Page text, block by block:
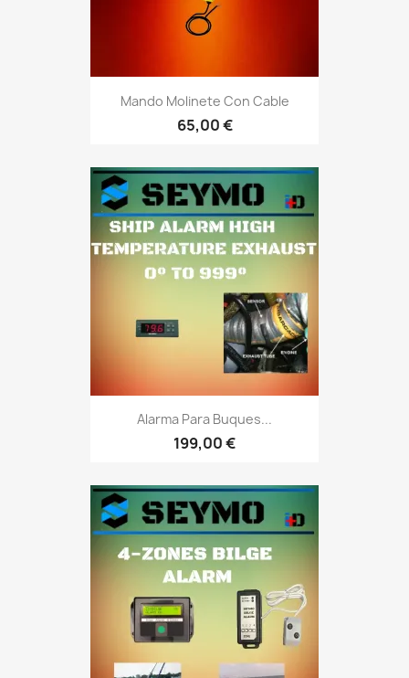
Mando Molinete Con Cable
65,00 €
Alarma Para Buques...
199,00 €